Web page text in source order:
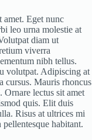
amet. Eget nunc
leo urna molestie at
diam ut
viverra
nibh tellus.
volutpat. Adipiscing at
cursus. Mauris rhoncus
Ornare lectus sit amet
quis. Elit duis
Risus at ultrices mi
habitant.